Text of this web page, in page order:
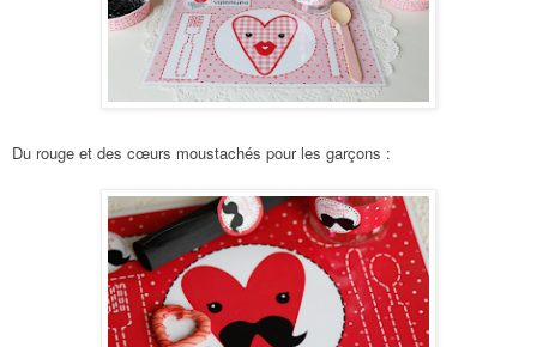
Du rouge et des cœurs moustachés pour les garçons :